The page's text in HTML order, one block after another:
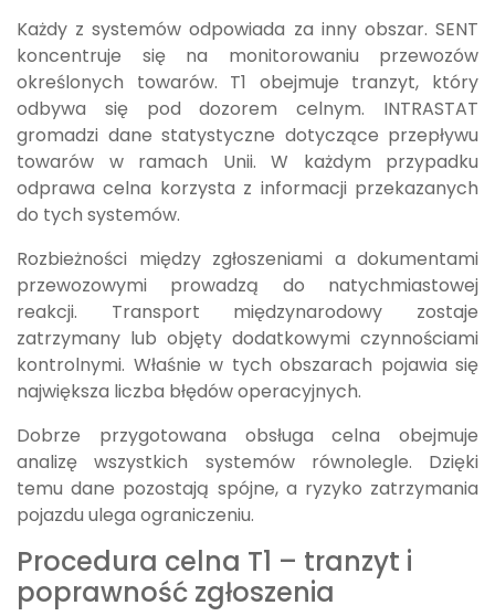
Każdy z systemów odpowiada za inny obszar. SENT
koncentruje się na monitorowaniu przewozów
określonych towarów. T1 obejmuje tranzyt, który
odbywa się pod dozorem celnym. INTRASTAT
gromadzi dane statystyczne dotyczące przepływu
towarów w ramach Unii. W każdym przypadku
odprawa celna korzysta z informacji przekazanych
do tych systemów.
Rozbieżności między zgłoszeniami a dokumentami
przewozowymi prowadzą do natychmiastowej
reakcji. Transport międzynarodowy zostaje
zatrzymany lub objęty dodatkowymi czynnościami
kontrolnymi. Właśnie w tych obszarach pojawia się
największa liczba błędów operacyjnych.
Dobrze przygotowana obsługa celna obejmuje
analizę wszystkich systemów równolegle. Dzięki
temu dane pozostają spójne, a ryzyko zatrzymania
pojazdu ulega ograniczeniu.
Procedura celna T1 – tranzyt i
poprawność zgłoszenia